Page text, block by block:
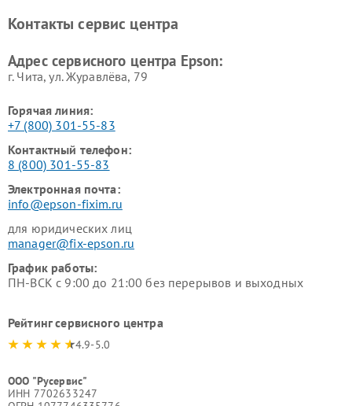
Контакты сервис центра
Адрес сервисного центра Epson:
г. Чита, ул. Журавлёва, 79
Горячая линия:
+7 (800) 301-55-83
Контактный телефон:
8 (800) 301-55-83
Электронная почта:
info@epson-fixim.ru
для юридических лиц
manager@fix-epson.ru
График работы:
ПН-ВСК с 9:00 до 21:00 без перерывов и выходных
Рейтинг сервисного центра
4.9-5.0
ООО "Русервис"
ИНН 7702633247